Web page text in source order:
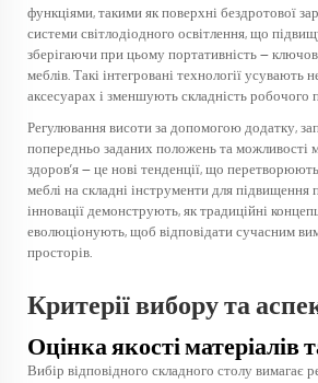
функціями, такими як поверхні бездротової
системи світлодіодного освітлення, що
зберігаючи при цьому портативність —
меблів. Такі інтегровані технології усувають
аксесуарах і зменшують складність робочого
Регулювання висоти за допомогою додатку,
попередньо заданих положень та можливості
здоров’я — це нові тенденції, що
меблі на складні інструменти для підвищення
інновації демонструють, як традиційні
еволюціонують, щоб відповідати сучасним
просторів.
Критерії вибору та
Оцінка якості матеріалів
Вибір відповідного складного столу вимагає